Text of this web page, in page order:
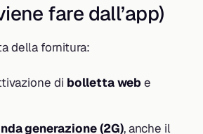
fare dall’app)
della fornitura:
di bolletta webe
generazione (2G), anche il